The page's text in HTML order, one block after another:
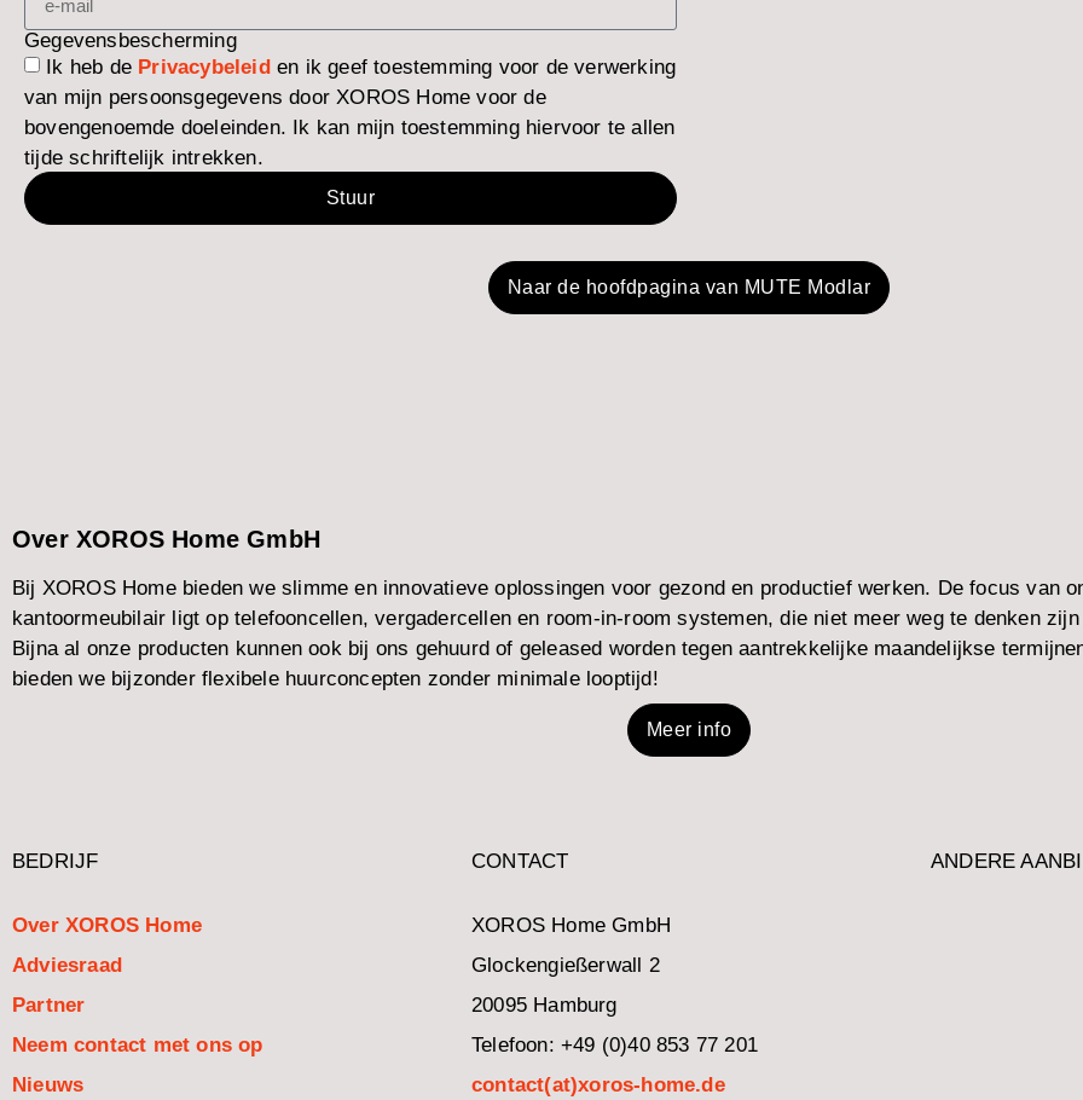
Gegevensbescherming
Ik heb de Privacybeleiden ik geef toestemming voor de verwerking
van mijn persoonsgegevens door XOROS Home voor de
bovengenoemde doeleinden. Ik kan mijn toestemming hiervoor te allen
tijde schriftelijk intrekken.
Stuur
Naar de hoofdpagina van MUTE Modlar
Over XOROS Home GmbH
Bij XOROS Home bieden we slimme en innovatieve oplossingen voor gezond en productief werken. De focus van
kantoormeubilair ligt op telefooncellen, vergadercellen en room-in-room systemen, die niet meer weg te denken
Bijna al onze producten kunnen ook bij ons gehuurd of geleased worden tegen aantrekkelijke maandelijkse
bieden we bijzonder flexibele huurconcepten zonder minimale looptijd!
Meer info
BEDRIJF
Over XOROS Home
Adviesraad
Partner
Neem contact met ons op
Nieuws
CONTACT
XOROS Home GmbH
Glockengießerwall 2
20095 Hamburg
Telefoon: +49 (0)40 853 77 201
contact(at)xoros-home.de
ANDERE